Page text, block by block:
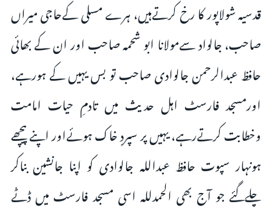
قدسیہ شولاپور کا رخ کرتےہیں، ہرے مسلی کےحاجی میراں
صاحب، جالواد سےمولانا ابو شحمہ صاحب اور ان کے بھائی
حافظ عبدالرحمن جالوادی صاحب تو بس یہیں کے ہورہے،
اورمسجد فارسٹ اہل حدیث میں تادمِ حیات امامت
وخطابت کرتےرہے، یہیں پر سپردِ خاک ہوئےاور اپنے پیچھے
ہونہار سپوت حافظ عبداللہ جالوادی کو اپنا جانشین بناکر
چلےگئے جو آج بھی الحمدللہ اسی مسجد فارسٹ میں ڈٹے